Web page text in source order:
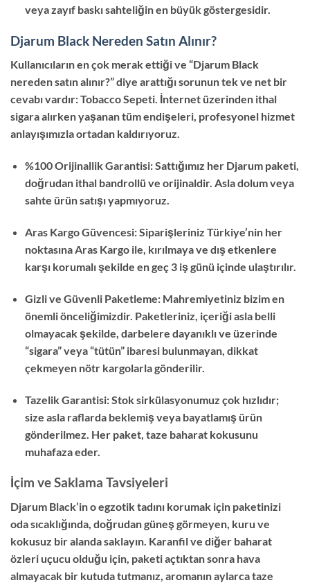
veya zayıf baskı sahteliğin en büyük göstergesidir.
Djarum Black Nereden Satın Alınır?
Kullanıcıların en çok merak ettiği ve “Djarum Black
nereden satın alınır?” diye arattığı sorunun tek ve net bir
cevabı vardır: Tobacco Sepeti. İnternet üzerinden ithal
sigara alırken yaşanan tüm endişeleri, profesyonel hizmet
anlayışımızla ortadan kaldırıyoruz.
%100 Orijinallik Garantisi: Sattığımız her Djarum paketi,
doğrudan ithal bandrollü ve orijinaldir. Asla dolum veya
sahte ürün satışı yapmıyoruz.
Aras Kargo Güvencesi: Siparişleriniz Türkiye’nin her
noktasına Aras Kargo ile, kırılmaya ve dış etkenlere
karşı korumalı şekilde en geç 3 iş günü içinde ulaştırılır.
Gizli ve Güvenli Paketleme: Mahremiyetiniz bizim en
önemli önceliğimizdir. Paketleriniz, içeriği asla belli
olmayacak şekilde, darbelere dayanıklı ve üzerinde
“sigara” veya “tütün” ibaresi bulunmayan, dikkat
çekmeyen nötr kargolarla gönderilir.
Tazelik Garantisi: Stok sirkülasyonumuz çok hızlıdır;
size asla raflarda beklemiş veya bayatlamış ürün
gönderilmez. Her paket, taze baharat kokusunu
muhafaza eder.
İçim ve Saklama Tavsiyeleri
Djarum Black’in o egzotik tadını korumak için paketinizi
oda sıcaklığında, doğrudan güneş görmeyen, kuru ve
kokusuz bir alanda saklayın. Karanfil ve diğer baharat
özleri uçucu olduğu için, paketi açtıktan sonra hava
almayacak bir kutuda tutmanız, aromanın aylarca taze